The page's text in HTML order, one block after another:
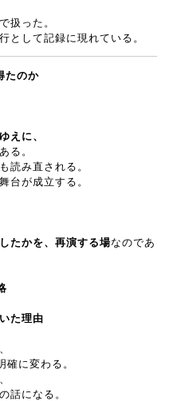
扱った。
として記録に現れている。
たのか
えに、
る。
読み直される。
台が成立する。
たかを、再演する場なのであ
た理由
確に変わる。
話になる。